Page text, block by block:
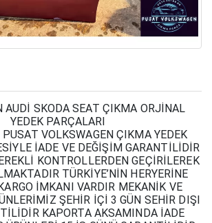
AUDİ SKODA SEAT ÇIKMA ORJİNAL
YEDEK PARÇALARI
VOLKSWAGEN ÇIKMA YEDEK
İADE VE DEĞİŞİM GARANTİLİDİR
KONTROLLERDEN GEÇİRİLEREK
TÜRKİYE’NİN HERYERİNE
İMKANI VARDIR MEKANİK VE
ŞEHİR İÇİ 3 GÜN SEHİR DIŞI
KAPORTA AKSAMINDA İADE